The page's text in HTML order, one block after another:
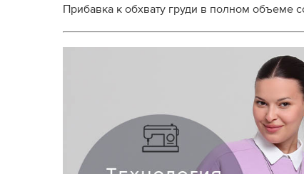
Прибавка к обхвату груди в полном объеме